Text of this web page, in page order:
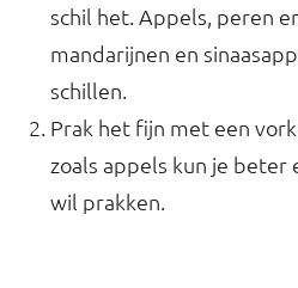
schil het. Appels, peren
mandarijnen en
schillen.
Prak het fijn met een
zoals appels kun je beter
wil prakken.